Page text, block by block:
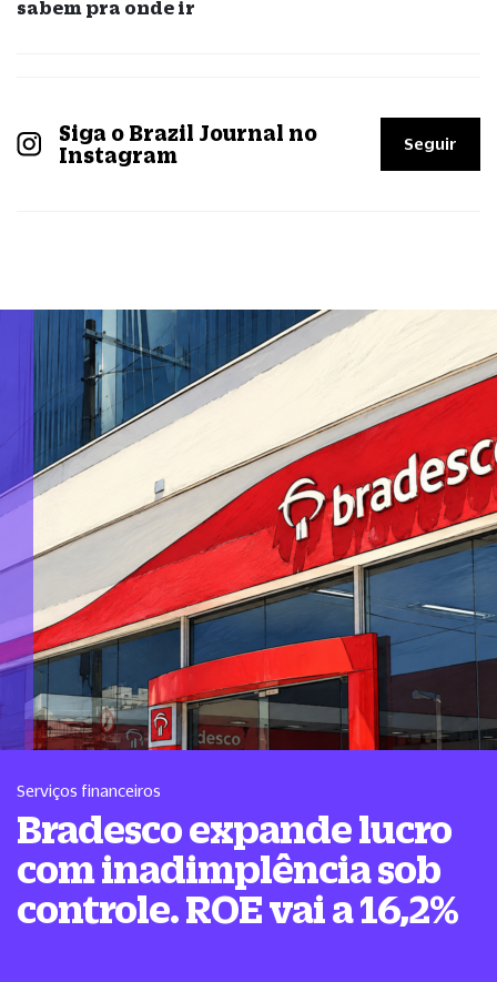
sabem pra onde ir
Siga o Brazil Journal no
Instagram
Seguir
Serviços financeiros
Bradesco expande lucro
com inadimplência sob
controle. ROE vai a 16,2%